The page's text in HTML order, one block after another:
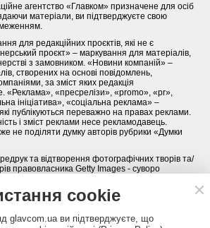
агентство «Главком» призначене для осіб
матеріали, ви підтверджуєте свою
для редакційних проєктів, які не є
проєкт» – маркування для матеріалів,
з замовником. «Новини компаній» –
створених на основі повідомлень,
за зміст яких редакція
«Реклама», «пресрелізи», «promo», «pr»,
ініціатива», «соціальна реклама» –
публікуються переважно на правах реклами.
і зміст реклами несе рекламодавець.
не поділяти думку авторів рубрики «Думки
та відтворення фотографічних творів та/
правовласника Getty Images - суворо
(Privacy Policy). Правила сайту
АРХІВ
cookie
glavcom.ua ви підтверджуєте, що